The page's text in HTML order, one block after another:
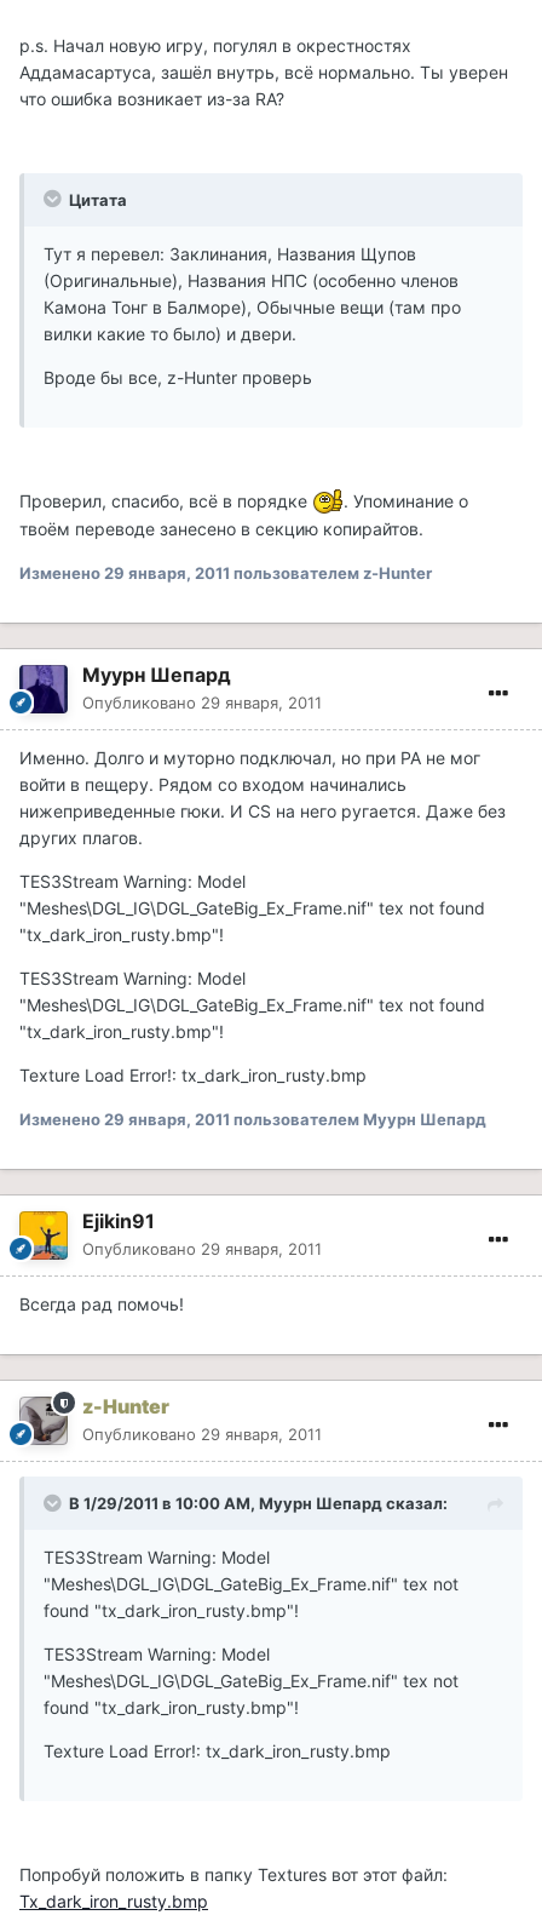
p.s. Начал новую игру, погулял в окрестностях
Аддамасартуса, зашёл внутрь, всё нормально. Ты уверен
что ошибка возникает из-за RA?
Цитата
Тут я перевел: Заклинания, Названия Щупов
(Оригинальные), Названия НПС (особенно членов
Камона Тонг в Балморе), Обычные вещи (там про
вилки какие то было) и двери.
Вроде бы все, z-Hunter проверь
Проверил, спасибо, всё в порядке
. Упоминание о
твоём переводе занесено в секцию копирайтов.
Изменено29 января, 2011 пользователем z-Hunter
Муурн Шепард
Опубликовано 29 января, 2011
Именно. Долго и муторно подключал, но при РА не мог
войти в пещеру. Рядом со входом начинались
нижеприведенные гюки. И CS на него ругается. Даже без
других плагов.
TES3Stream Warning: Model
"Meshes\DGL_IG\DGL_GateBig_Ex_Frame.nif" tex not found
"tx_dark_iron_rusty.bmp"!
TES3Stream Warning: Model
"Meshes\DGL_IG\DGL_GateBig_Ex_Frame.nif" tex not found
"tx_dark_iron_rusty.bmp"!
Texture Load Error!: tx_dark_iron_rusty.bmp
Изменено29 января, 2011 пользователем Муурн Шепард
Ejikin91
Опубликовано 29 января, 2011
Всегда рад помочь!
z-Hunter
Опубликовано 29 января, 2011
В 1/29/2011 в 10:00 AM, Муурн Шепард сказал:
TES3Stream Warning: Model
"Meshes\DGL_IG\DGL_GateBig_Ex_Frame.nif" tex not
found "tx_dark_iron_rusty.bmp"!
TES3Stream Warning: Model
"Meshes\DGL_IG\DGL_GateBig_Ex_Frame.nif" tex not
found "tx_dark_iron_rusty.bmp"!
Texture Load Error!: tx_dark_iron_rusty.bmp
Попробуй положить в папку Textures вот этот файл:
Tx_dark_iron_rusty.bmp